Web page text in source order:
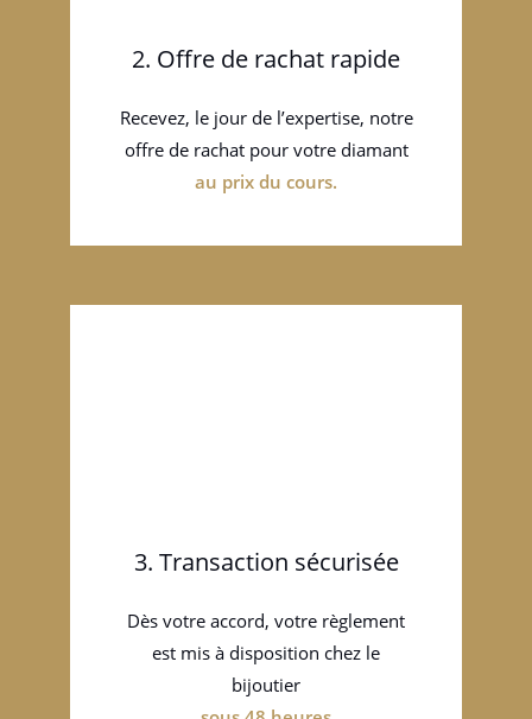
2. Offre de rachat rapide
Recevez, le jour de l’expertise, notre
offre de rachat pour votre diamant
au prix du cours.
3. Transaction sécurisée
Dès votre accord, votre règlement
est mis à disposition chez le
bijoutier